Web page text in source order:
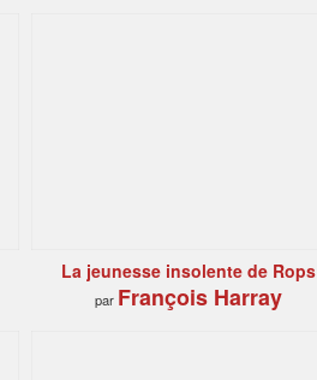
La jeunesse insolente de Rops
par François Harray